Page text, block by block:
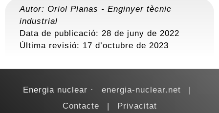
Autor: Oriol Planas - Enginyer tècnic
industrial
Data de publicació: 28 de juny de 2022
Última revisió: 17 d’octubre de 2023
Energia nuclear
energia-nuclear.net
Contacte
Privacitat